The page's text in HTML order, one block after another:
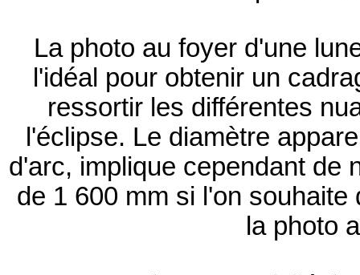
La photo au foyer d'une
l'idéal pour obtenir un
ressortir les différentes
l'éclipse. Le diamètre
d'arc, implique cependant de
de 1 600 mm si l'on
la photo